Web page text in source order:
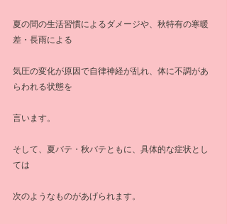
夏の間の生活習慣によるダメージや、秋特有の寒暖
差・長雨による
気圧の変化が原因で自律神経が乱れ、体に不調があ
らわれる状態を
言います。
そして、夏バテ・秋バテともに、具体的な症状とし
ては
次のようなものがあげられます。